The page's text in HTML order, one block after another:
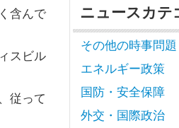
含んで
スビル
従って
ニュースカテ
その他の時事問題
エネルギー政策
国防・安全保障
外交・国際政治